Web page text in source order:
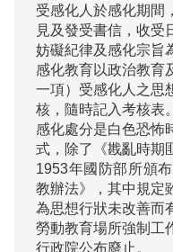
受感化人於感化期間
見及發受書信，收受
妨礙紀律及感化宗旨
感化教育以政治教育
一項）受感化人之思
核，隨時記入考核表
感化處分是白色恐怖
式，除了《戡亂時期
1953年國防部所頒
教辦法》，其中規定
為思想行狀未改善而
勞動教育場所強制工